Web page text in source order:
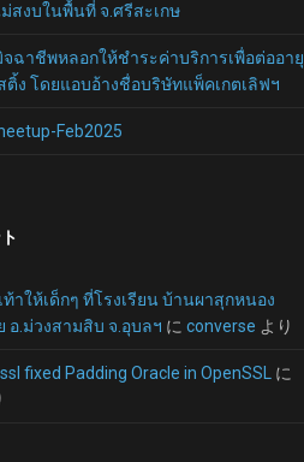
ม่สงบในพื้นที่ จ.ศรีสะเกษ
จฉาชีพหลอกให้ชำระค่าบริการเพื่อต่ออายุ
ติ้ง โดยแอบอ้างชื่อบริษัทแพ็คเกตเลิฟฯ
Feb2025
ท้าให้เด็กๆ ที่โรงเรียน บ้านผาสุกหนอง
อ.ม่วงสามสิบ จ.อุบลฯ に converse より
fixed Padding Oracle in OpenSSL
に